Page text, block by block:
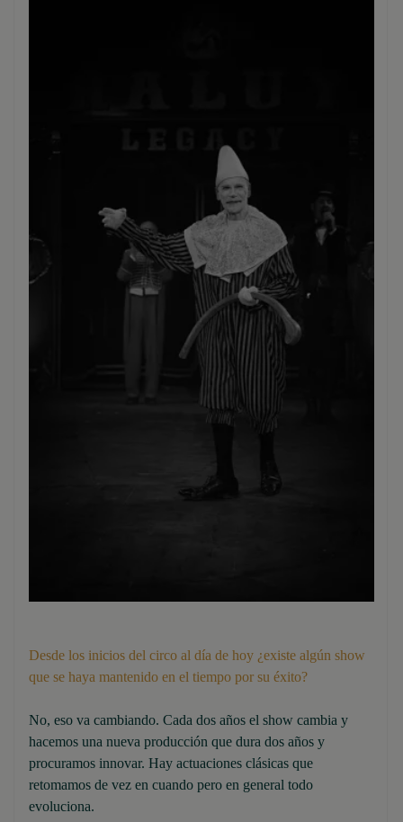
Desde los inicios del circo al día de hoy ¿existe algún show
que se haya mantenido en el tiempo por su éxito?
No, eso va cambiando. Cada dos años el show cambia y
hacemos una nueva producción que dura dos años y
procuramos innovar. Hay actuaciones clásicas que
retomamos de vez en cuando pero en general todo
evoluciona.